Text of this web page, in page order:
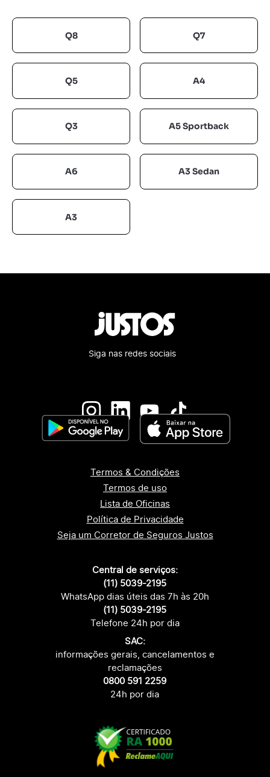
Q8 Q7
Q5 A4
Q3 A5 Sportback
A6 A3 Sedan
A3
Siga nas redes sociais
Termos & Condições
Termos de uso
Lista de Oficinas
Política de Privacidade
Seja um Corretor de Seguros Justos
Central de serviços:
(11) 5039-2195
WhatsApp dias úteis das 7h às 20h
(11) 5039-2195
Telefone 24h por dia
SAC:
informações gerais, cancelamentos e
reclamações
0800 591 2259
24h por dia